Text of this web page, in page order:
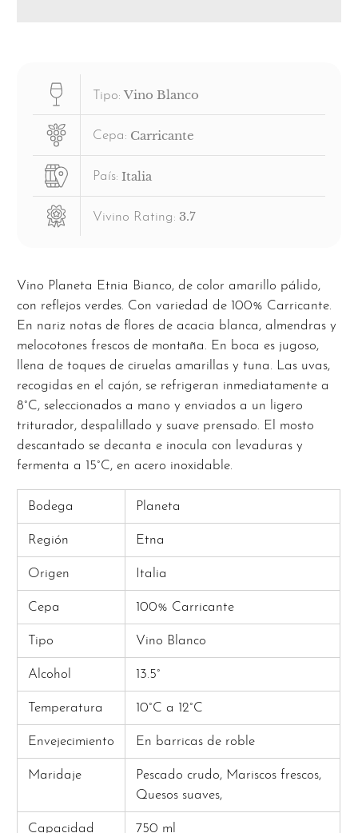
Tipo: Vino Blanco
Cepa: Carricante
País: Italia
Vivino Rating: 3.7
Vino Planeta Etnia Bianco, de color amarillo pálido,
con reflejos verdes. Con variedad de 100% Carricante.
En nariz notas de flores de acacia blanca, almendras y
melocotones frescos de montaña. En boca es jugoso,
llena de toques de ciruelas amarillas y tuna. Las uvas,
recogidas en el cajón, se refrigeran inmediatamente a
8°C, seleccionados a mano y enviados a un ligero
triturador, despalillado y suave prensado. El mosto
descantado se decanta e inocula con levaduras y
fermenta a 15°C, en acero inoxidable.
Bodega Planeta
Región Etna
Origen Italia
Cepa 100% Carricante
Tipo Vino Blanco
Alcohol 13.5°
Temperatura 10°C a 12°C
Envejecimiento En barricas de roble
Maridaje
Pescado crudo, Mariscos frescos,
Quesos suaves,
Capacidad 750 ml